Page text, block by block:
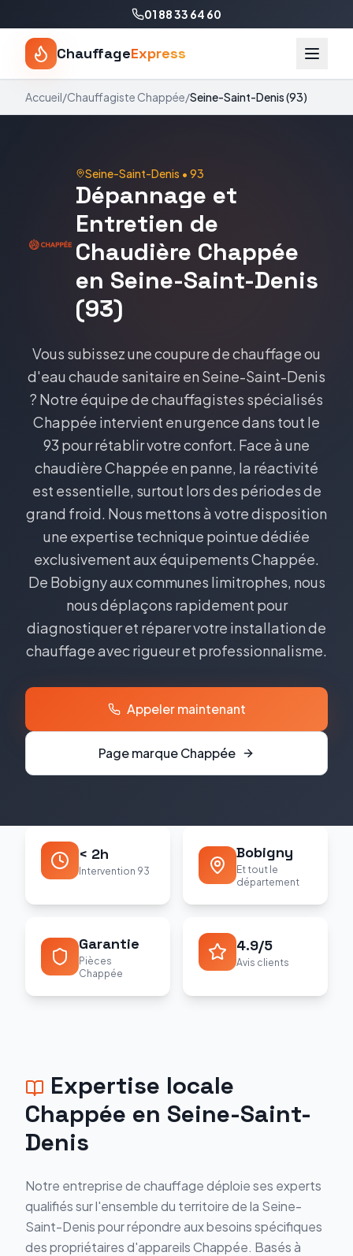
01 88 33 64 60
ChauffageExpress
Accueil/Chauffagiste Chappée/Seine-Saint-Denis(93)
Seine-Saint-Denis • 93
Dépannage et
Entretien de
Chaudière Chappée
en Seine-Saint-Denis
(93)
Vous subissez une coupure de chauffage ou
d'eau chaude sanitaire en Seine-Saint-Denis
? Notre équipe de chauffagistes spécialisés
Chappée intervient en urgence dans tout le
93 pour rétablir votre confort. Face à une
chaudière Chappée en panne, la réactivité
est essentielle, surtout lors des périodes de
grand froid. Nous mettons à votre disposition
une expertise technique pointue dédiée
exclusivement aux équipements Chappée.
De Bobigny aux communes limitrophes, nous
nous déplaçons rapidement pour
diagnostiquer et réparer votre installation de
chauffage avec rigueur et professionnalisme.
Appeler maintenant
Page marqueChappée
< 2h
Intervention 93
Bobigny
Et tout le
département
Garantie
Pièces
Chappée
4.9/5
Avis clients
Expertise locale
Chappée en Seine-Saint-
Denis
Notre entreprise de chauffage déploie ses experts
qualifiés sur l'ensemble du territoire de la Seine-
Saint-Denis pour répondre aux besoins spécifiques
des propriétaires d'appareils Chappée. Basés à